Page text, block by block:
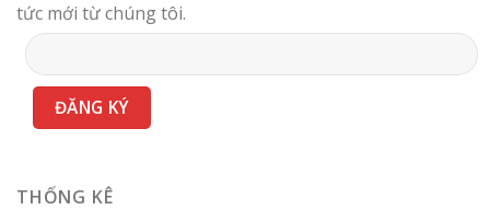
tức mới từ chúng tôi.
THỐNG KÊ